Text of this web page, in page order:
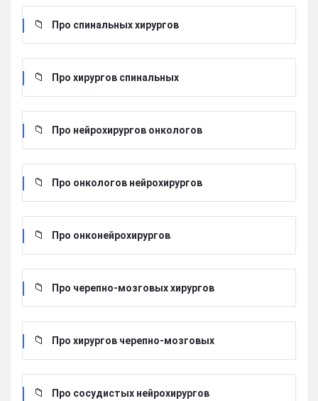
Про спинальных хирургов
Про хирургов cпинальных
Про нейрохирургов онкологов
Про онкологов нейрохирургов
Про онконейрохирургов
Про черепно-мозговых хирургов
Про хирургов черепно-мозговых
Про сосудистых нейрохирургов